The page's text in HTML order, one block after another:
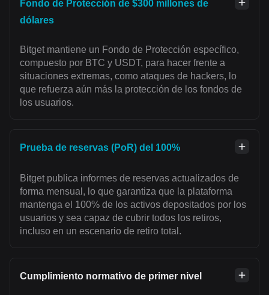
Fondo de Protección de $300 millones de
dólares
Bitget mantiene un Fondo de Protección específico,
compuesto por BTC y USDT, para hacer frente a
situaciones extremas, como ataques de hackers, lo
que refuerza aún más la protección de los fondos de
los usuarios.
Prueba de reservas (PoR) del 100%
Bitget publica informes de reservas actualizados de
forma mensual, lo que garantiza que la plataforma
mantenga el 100% de los activos depositados por los
usuarios y sea capaz de cubrir todos los retiros,
incluso en un escenario de retiro total.
Cumplimiento normativo de primer nivel